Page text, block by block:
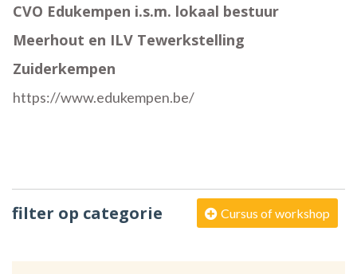
CVO Edukempen i.s.m. lokaal bestuur
Meerhout en ILV Tewerkstelling
Zuiderkempen
https://www.edukempen.be/
filter op categorie Cursus of workshop